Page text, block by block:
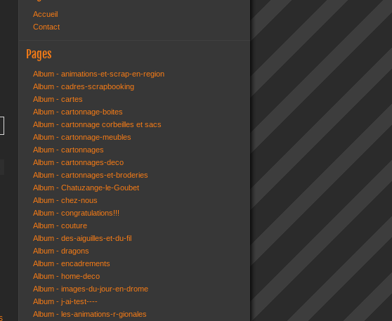
Accueil
Contact
Pages
Album - animations-et-scrap-en-region
Album - cadres-scrapbooking
Album - cartes
Album - cartonnage-boites
Album - cartonnage corbeilles et sacs
Album - cartonnage-meubles
Album - cartonnages
Album - cartonnages-deco
Album - cartonnages-et-broderies
Album - Chatuzange-le-Goubet
Album - chez-nous
Album - congratulations!!!
Album - couture
Album - des-aiguilles-et-du-fil
Album - dragons
Album - encadrements
Album - home-deco
Album - images-du-jour-en-drome
Album - j-ai-test----
Album - les-animations-r-gionales